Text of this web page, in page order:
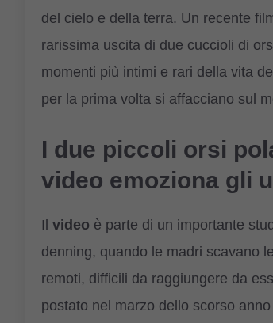
del cielo e della terra. Un recente
rarissima uscita di due cuccioli di
momenti più intimi e rari della vita
per la prima volta si affacciano sul
I due piccoli orsi
video emoziona gli
Il video è parte di un importante
denning, quando le madri scavano
remoti, difficili da raggiungere da
postato nel marzo dello scorso